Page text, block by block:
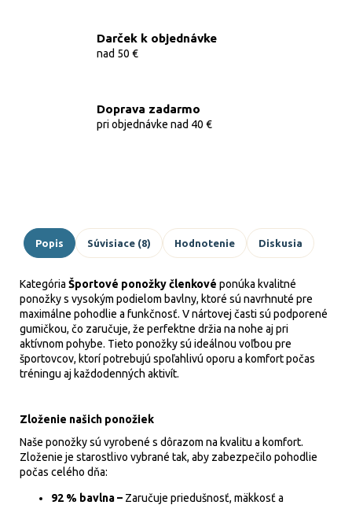
Darček k objednávke
nad 50 €
Doprava zadarmo
pri objednávke nad 40 €
Popis Súvisiace (8) Hodnotenie Diskusia
Kategória Športové ponožky členkové ponúka kvalitné
ponožky s vysokým podielom bavlny, ktoré sú navrhnuté pre
maximálne pohodlie a funkčnosť. V nártovej časti sú podporené
gumičkou, čo zaručuje, že perfektne držia na nohe aj pri
aktívnom pohybe. Tieto ponožky sú ideálnou voľbou pre
športovcov, ktorí potrebujú spoľahlivú oporu a komfort počas
tréningu aj každodenných aktivít.
Zloženie našich ponožiek
Naše ponožky sú vyrobené s dôrazom na kvalitu a komfort.
Zloženie je starostlivo vybrané tak, aby zabezpečilo pohodlie
počas celého dňa:
92 % bavlna – Zaručuje priedušnosť, mäkkosť a